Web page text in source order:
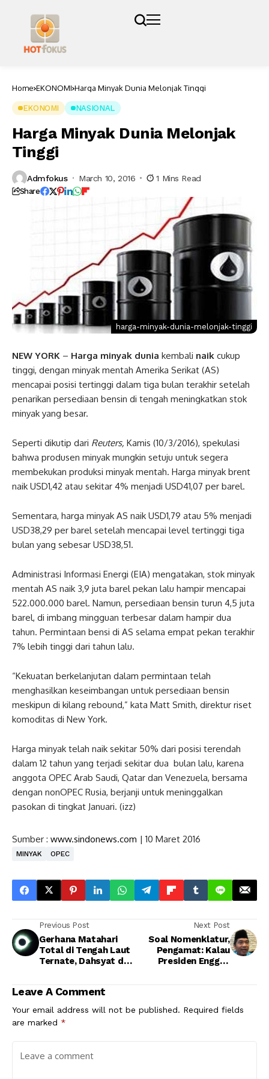
Home EKONOMI Harga Minyak Dunia Melonjak Tinggi
EKONOMI NASIONAL
Harga Minyak Dunia Melonjak
Tinggi
Admfokus March 10, 2016 1 Mins Read
Share
harga-minyak-dunia-melonjak-tinggi
NEW YORK – Harga minyak dunia kembali naik cukup
tinggi, dengan minyak mentah Amerika Serikat (AS)
mencapai posisi tertinggi dalam tiga bulan terakhir setelah
penarikan persediaan bensin di tengah meningkatkan stok
minyak yang besar.
Seperti dikutip dari Reuters, Kamis (10/3/2016), spekulasi
bahwa produsen minyak mungkin setuju untuk segera
membekukan produksi minyak mentah. Harga minyak brent
naik USD1,42 atau sekitar 4% menjadi USD41,07 per barel.
Sementara, harga minyak AS naik USD1,79 atau 5% menjadi
USD38,29 per barel setelah mencapai level tertinggi tiga
bulan yang sebesar USD38,51.
Administrasi Informasi Energi (EIA) mengatakan, stok minyak
mentah AS naik 3,9 juta barel pekan lalu hampir mencapai
522.000.000 barel. Namun, persediaan bensin turun 4,5 juta
barel, di imbang mingguan terbesar dalam hampir dua
tahun. Permintaan bensi di AS selama empat pekan terakhir
7% lebih tinggi dari tahun lalu.
“Kekuatan berkelanjutan dalam permintaan telah
menghasilkan keseimbangan untuk persediaan bensin
meskipun di kilang rebound,” kata Matt Smith, direktur riset
komoditas di New York.
Harga minyak telah naik sekitar 50% dari posisi terendah
dalam 12 tahun yang terjadi sekitar dua bulan lalu, karena
anggota OPEC Arab Saudi, Qatar dan Venezuela, bersama
dengan nonOPEC Rusia, berjanji untuk meninggalkan
pasokan di tingkat Januari. (izz)
Sumber : www.sindonews.com | 10 Maret 2016
MINYAK OPEC
Previous Post
Gerhana Matahari
Total di Tengah Laut
Ternate, Dahsyat dan
Next Post
Soal Nomenklatur,
Pengamat: Kalau
Presiden Enggak
Leave A Comment
Your email address will not be published. Required fields
are marked *